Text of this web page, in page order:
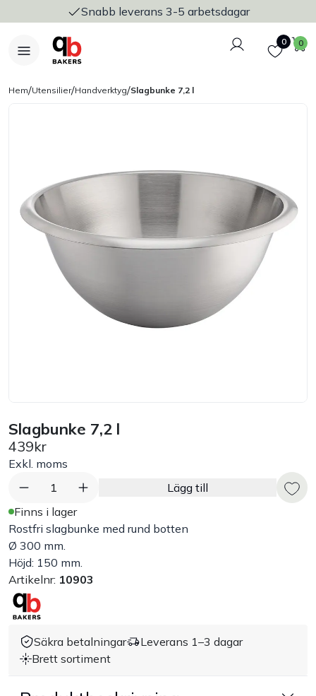
Snabb leverans 3-5 arbetsdagar
Logga in
Favoriter
0 0
Bakers Pureline
Bageriplåtar & bakformar
Stickvagnar & transport
Arbetskläder
Plåtbyte
Monin
Handla efter bransch
Hem/Utensilier/Handverktyg/Slagbunke 7,2 l
Slagbunke 7,2 l
439kr
Exkl. moms
1
Lägg till
Finns i lager
Rostfri slagbunke med rund botten
Ø 300 mm.
Höjd: 150 mm.
Artikelnr: 10903
Säkra betalningar
Leverans 1–3 dagar
Brett sortiment